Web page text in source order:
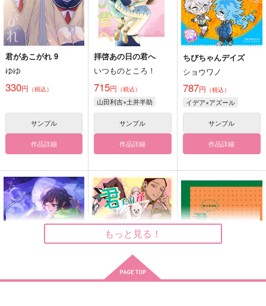
君があこがれ 9
ゆゆ
330円 （税込）
サンプル
作品詳細
拝啓あの日の君へ
いつものところ！
715円 （税込）
山田利吉×土井半助
サンプル
作品詳細
ちびちゃんデイズ
ショウワノ
787円 （税込）
イデア×アズール
サンプル
作品詳細
もっと見る！